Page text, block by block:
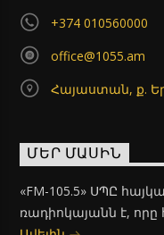
+374 010560000
office@1055.am
Հայաստան, ք.
ՄԵՐ ՄԱՍԻՆ
«FM-105.5» ՍՊԸ
ռադիոկայանն է, որը